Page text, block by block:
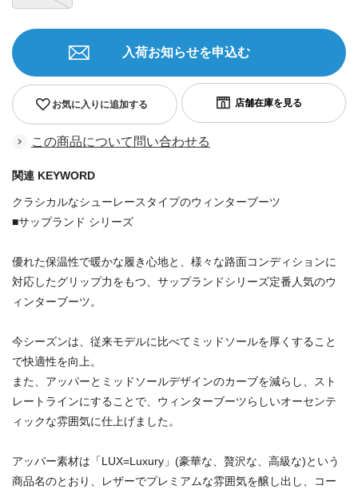
お気に入りに追加する
入荷お知らせを申込む
この商品について問い合わせる
関連 KEYWORD
クラシカルなシューレースタイプのウィンターブーツ
■サップランド シリーズ
優れた保温性で暖かな履き心地と、様々な路面コンディションに
対応したグリップ力をもつ、サップランドシリーズ定番人気のウ
ィンターブーツ。
今シーズンは、従来モデルに比べてミッドソールを厚くすること
で快適性を向上。
また、アッパーとミッドソールデザインのカーブを減らし、スト
レートラインにすることで、ウィンターブーツらしいオーセンテ
ィックな雰囲気に仕上げました。
アッパー素材は「LUX=Luxury」(豪華な、贅沢な、高級な)という
商品名のとおり、レザーでプレミアムな雰囲気を醸し出し、コー